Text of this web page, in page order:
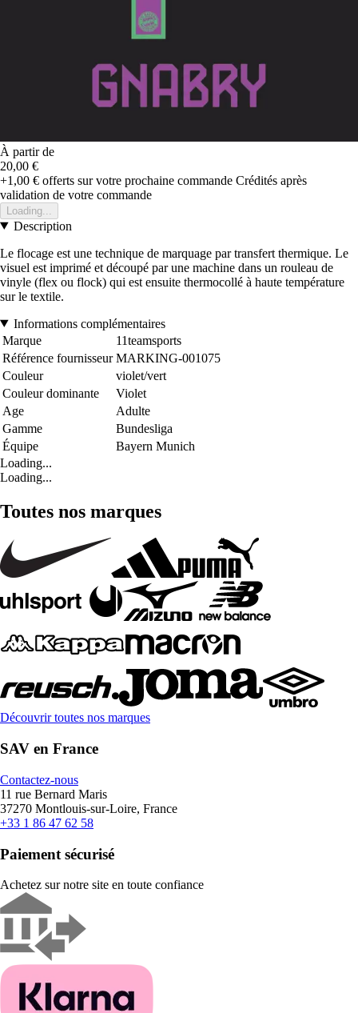
À partir de
20,00 €
+1,00 € offerts sur votre prochaine commande Crédités après
validation de votre commande
Loading...
Description
Le flocage est une technique de marquage par transfert thermique. Le
visuel est imprimé et découpé par une machine dans un rouleau de
vinyle (flex ou flock) qui est ensuite thermocollé à haute température
sur le textile.
Informations complémentaires
Marque
11teamsports
Référence fournisseur MARKING-001075
Couleur
violet/vert
Couleur dominante
Violet
Age
Adulte
Gamme
Bundesliga
Équipe
Bayern Munich
Loading...
Loading...
Toutes nos marques
Découvrir toutes nos marques
SAV en France
Contactez-nous
11 rue Bernard Maris
37270 Montlouis-sur-Loire, France
+33 1 86 47 62 58
Paiement sécurisé
Achetez sur notre site en toute confiance